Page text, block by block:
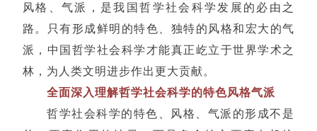
风格、气派，是我国哲学社会科学发展的必由之
路。只有形成鲜明的特色、独特的风格和宏大的气
派，中国哲学社会科学才能真正屹立于世界学术之
林，为人类文明进步作出更大贡献。
全面深入理解哲学社会科学的特色风格气派
哲学社会科学的特色、风格、气派的形成不是